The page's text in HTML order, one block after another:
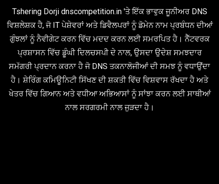
Tshering Dorji dnscompetition.in 'ਤੇ ਇੱਕ ਭਾਵੁਕ ਜੂਨੀਅਰ DNS
ਵਿਸ਼ਲੇਸ਼ਕ ਹੈ, ਜੋ IT ਪੇਸ਼ੇਵਰਾਂ ਅਤੇ ਡਿਵੈਲਪਰਾਂ ਨੂੰ ਡੋਮੇਨ ਨਾਮ ਪ੍ਰਬੰਧਨ ਦੀਆਂ
ਗੁੰਝਲਾਂ ਨੂੰ ਨੈਵੀਗੇਟ ਕਰਨ ਵਿੱਚ ਮਦਦ ਕਰਨ ਲਈ ਸਮਰਪਿਤ ਹੈ। ਨੈੱਟਵਰਕ
ਪ੍ਰਸ਼ਾਸਨ ਵਿੱਚ ਡੂੰਘੀ ਦਿਲਚਸਪੀ ਦੇ ਨਾਲ, ਉਸਦਾ ਉਦੇਸ਼ ਸਮਝਦਾਰ
ਸਮੱਗਰੀ ਪ੍ਰਦਾਨ ਕਰਨਾ ਹੈ ਜੋ DNS ਤਕਨਾਲੋਜੀਆਂ ਦੀ ਸਮਝ ਨੂੰ ਵਧਾਉਂਦਾ
ਹੈ। ਸ਼ੇਰਿੰਗ ਕਮਿਊਨਿਟੀ ਸਿੱਖਣ ਦੀ ਸ਼ਕਤੀ ਵਿੱਚ ਵਿਸ਼ਵਾਸ ਰੱਖਦਾ ਹੈ ਅਤੇ
ਖੇਤਰ ਵਿੱਚ ਗਿਆਨ ਅਤੇ ਵਧੀਆ ਅਭਿਆਸਾਂ ਨੂੰ ਸਾਂਝਾ ਕਰਨ ਲਈ ਸਾਥੀਆਂ
ਨਾਲ ਸਰਗਰਮੀ ਨਾਲ ਜੁੜਦਾ ਹੈ।